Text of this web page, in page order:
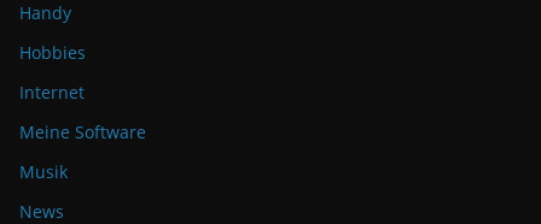
Handy
Hobbies
Internet
Meine Software
Musik
News